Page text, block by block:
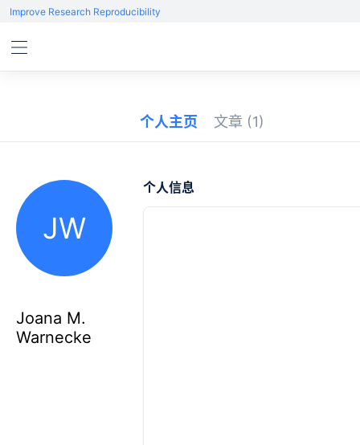
Improve Research Reproducibility
个人主页 文章 (1)
JW
Joana M.
Warnecke
个人信息